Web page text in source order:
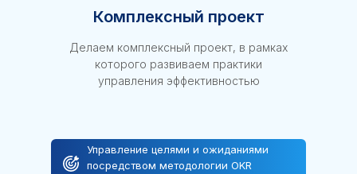
Управление целями и ожиданиями
посредством методологии OKR
Делаем комплексный проект, в рамках
которого развиваем практики
управления эффективностью
Комплексный проект